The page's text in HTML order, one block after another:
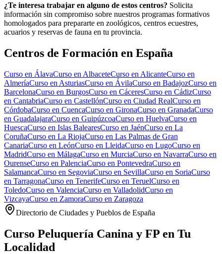
¿Te interesa trabajar en alguno de estos centros? Solicita
información sin compromiso sobre nuestros programas formativos
homologados para prepararte en zoológicos, centros ecuestres,
acuarios y reservas de fauna en tu provincia.
Centros de Formación en España
Curso en ÁlavaCurso en AlbaceteCurso en AlicanteCurso en
AlmeríaCurso en AsturiasCurso en ÁvilaCurso en BadajozCurso en
BarcelonaCurso en BurgosCurso en CáceresCurso en CádizCurso
en CantabriaCurso en CastellónCurso en Ciudad RealCurso en
CórdobaCurso en CuencaCurso en GironaCurso en GranadaCurso
en GuadalajaraCurso en GuipúzcoaCurso en HuelvaCurso en
HuescaCurso en Islas BalearesCurso en JaénCurso en La
CoruñaCurso en La RiojaCurso en Las Palmas de Gran
CanariaCurso en LeónCurso en LleidaCurso en LugoCurso en
MadridCurso en MálagaCurso en MurciaCurso en NavarraCurso en
OurenseCurso en PalenciaCurso en PontevedraCurso en
SalamancaCurso en SegoviaCurso en SevillaCurso en SoriaCurso
en TarragonaCurso en TenerifeCurso en TeruelCurso en
ToledoCurso en ValenciaCurso en ValladolidCurso en
VizcayaCurso en ZamoraCurso en Zaragoza
Directorio de Ciudades y Pueblos de España
Curso Peluquería Canina y FP en Tu
Localidad